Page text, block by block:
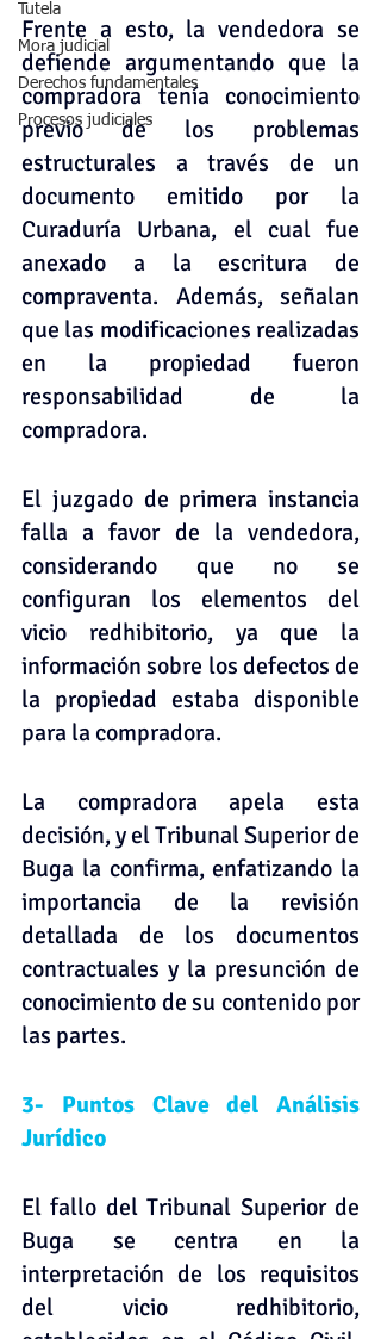
Tutela
Mora judicial
Derechos fundamentales
Procesos judiciales
Frente a esto, la vendedora se
defiende argumentando que la
compradora tenía conocimiento
previo de los problemas
estructurales a través de un
documento emitido por la
Curaduría Urbana, el cual fue
anexado a la escritura de
compraventa. Además, señalan
que las modificaciones realizadas
en la propiedad fueron
responsabilidad de la
compradora.
El juzgado de primera instancia
falla a favor de la vendedora,
considerando que no se
configuran los elementos del
vicio redhibitorio, ya que la
información sobre los defectos de
la propiedad estaba disponible
para la compradora.
La compradora apela esta
decisión, y el Tribunal Superior de
Buga la confirma, enfatizando la
importancia de la revisión
detallada de los documentos
contractuales y la presunción de
conocimiento de su contenido por
las partes.
3- Puntos Clave del Análisis
Jurídico
El fallo del Tribunal Superior de
Buga se centra en la
interpretación de los requisitos
del vicio redhibitorio,